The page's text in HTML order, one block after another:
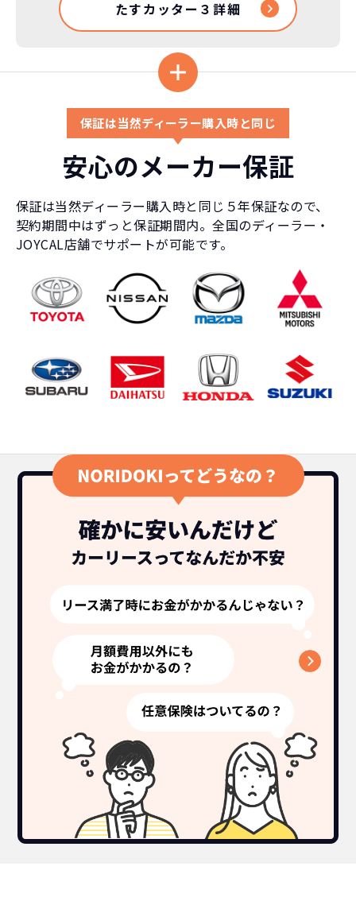
たすカッター３詳細
保証は当然ディーラー購入時と同じ
安心のメーカー保証
保証は当然ディーラー購入時と同じ５年保証なので、
契約期間中はずっと保証期間内。全国のディーラー・
JOYCAL店舗でサポートが可能です。